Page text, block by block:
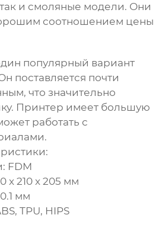
и смоляные модели. Они
соотношением цены
популярный вариант
поставляется почти
что значительно
Принтер имеет большую
работать с
FDM
x 210 x 205 мм
мм
TPU, HIPS